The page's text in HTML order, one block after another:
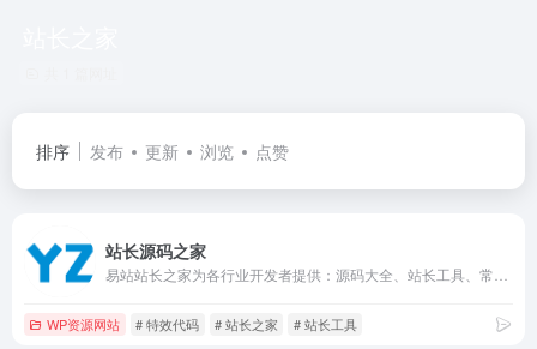
排序 发布 更新 浏览 点赞
站长源码之家
WP资源网站 # 特效代码 # 站长之家 # 站长工具